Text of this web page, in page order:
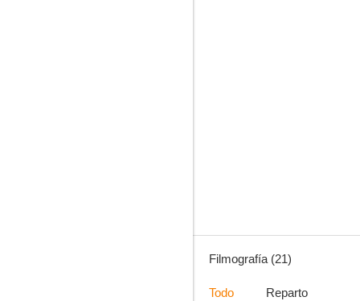
Filmografía (21)
Todo Reparto